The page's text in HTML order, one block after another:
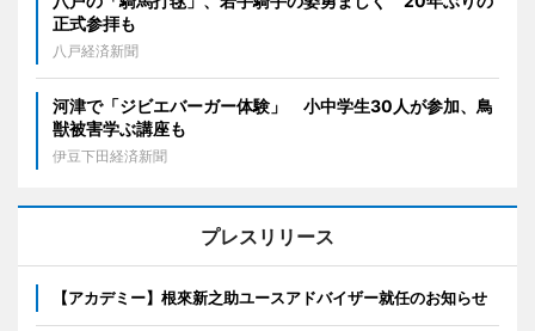
正式参拝も
八戸経済新聞
河津で「ジビエバーガー体験」 小中学生30人が参加、鳥
獣被害学ぶ講座も
伊豆下田経済新聞
プレスリリース
【アカデミー】根來新之助ユースアドバイザー就任のお知らせ